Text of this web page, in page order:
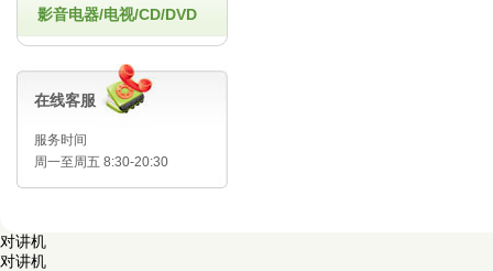
影音电器/电视/CD/DVD
在线客服
服务时间
周一至周五 8:30-20:30
对讲机
对讲机